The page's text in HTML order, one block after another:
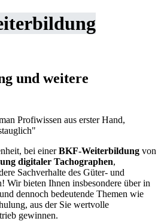
und weitere
Profiwissen aus erster Hand,
bei einerBKF-Weiterbildung von
digitaler Tachographen,
Sachverhalte des Güter- und
Wir bieten Ihnen insbesondere über in
dennoch bedeutende Themen wie
aus der Sie wertvolle
gewinnen.